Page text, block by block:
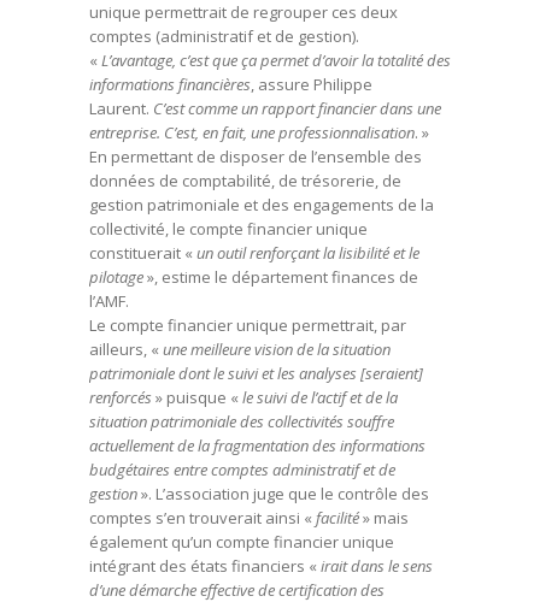
unique permettrait de regrouper ces deux
comptes (administratif et de gestion).
« L’avantage, c’est que ça permet d’avoir la totalité des
informations financières, assure Philippe
Laurent. C’est comme un rapport financier dans une
entreprise. C’est, en fait, une professionnalisation. »
En permettant de disposer de l’ensemble des
données de comptabilité, de trésorerie, de
gestion patrimoniale et des engagements de la
collectivité, le compte financier unique
constituerait « un outil renforçant la lisibilité et le
pilotage», estime le département finances de
l’AMF.
Le compte financier unique permettrait, par
ailleurs, « une meilleure vision de la situation
patrimoniale dont le suivi et les analyses [seraient]
renforcés » puisque « le suivi de l’actif et de la
situation patrimoniale des collectivités souffre
actuellement de la fragmentation des informations
budgétaires entre comptes administratif et de
gestion». L’association juge que le contrôle des
comptes s’en trouverait ainsi « facilité» mais
également qu’un compte financier unique
intégrant des états financiers « irait dans le sens
d’une démarche effective de certification des